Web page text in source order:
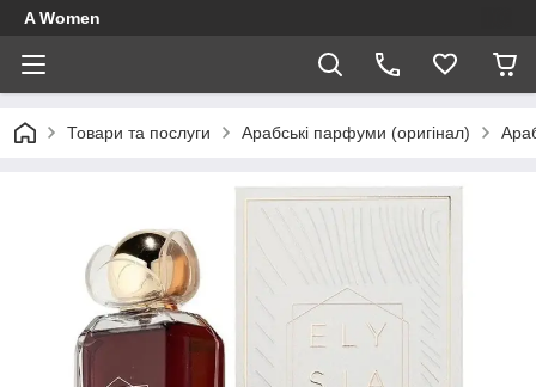
A Women
Товари та послуги Арабські парфуми (оригінал)